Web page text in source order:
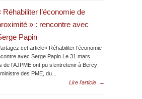
Réhabiliter l’économie de
» : rencontre avec
Papin
cet article« Réhabiliter l’économie
avec Serge Papin Le 31 mars
de l’AJPME ont pu s’entretenir à Bercy
des PME, du...
Lire l'article
→